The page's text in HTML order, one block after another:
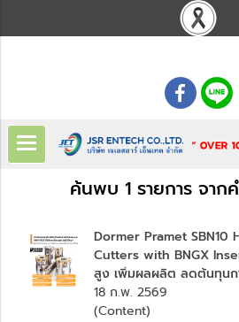
ค้นพบ 1 รายการ จากค
Dormer Pramet SBN10
Cutters with BNGX
สูง เพิ่มผลผลิต ลดต้นทุนก
18 ก.พ. 2569
(Content)